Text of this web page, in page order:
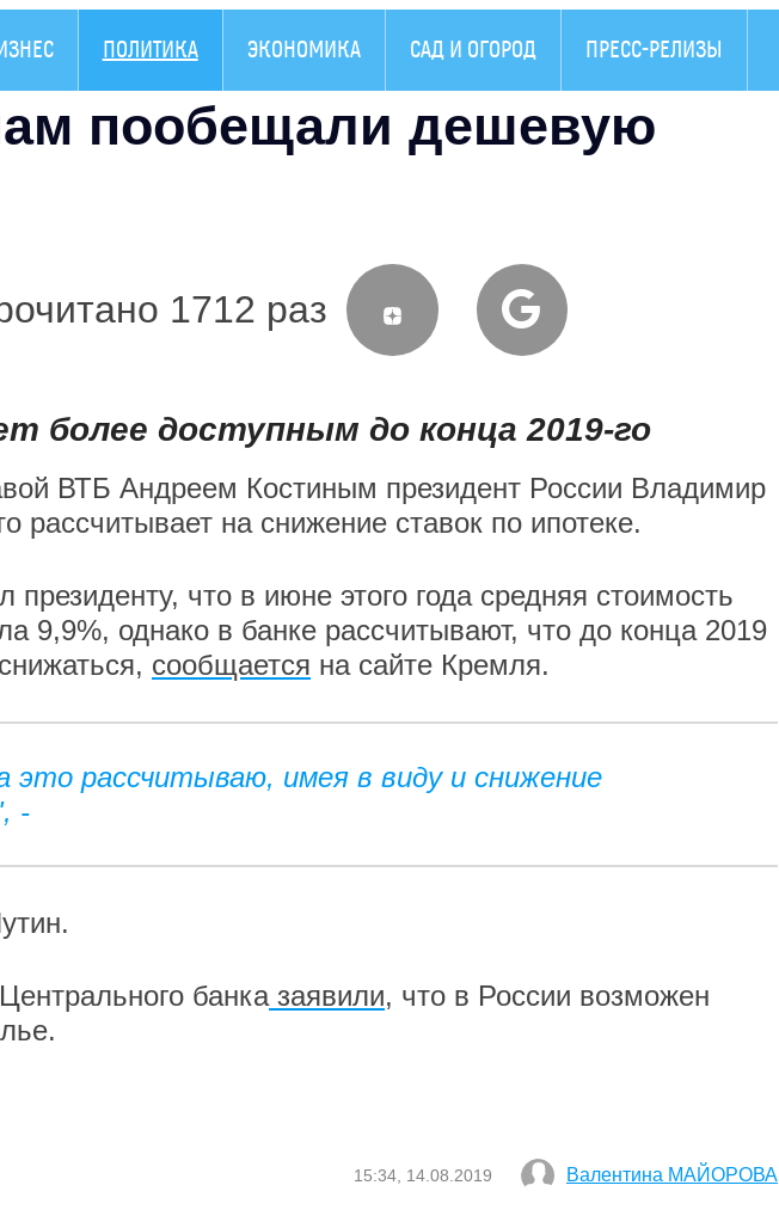
ПОЛИТИКА ЭКОНОМИКА САД И ОГОРОД ПРЕСС-РЕЛИЗЫ
пообещали дешевую
1712 раз
более доступным до конца 2019-го
ВТБ Андреем Костиным президент России Владимир
рассчитывает на снижение ставок по ипотеке.
президенту, что в июне этого года средняя стоимость
9,9%, однако в банке рассчитывают, что до конца 2019
сообщается на сайте Кремля.
это рассчитываю, имея в виду и снижение
-
банказаявили, что в России возможен
15:34, 14.08.2019 Валентина МАЙОРОВА